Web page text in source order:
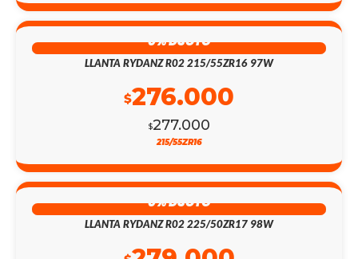
0% DSCTO
LLANTA RYDANZ R02 215/55ZR16 97W
$277.000
$276.000
215/55ZR16
0% DSCTO
LLANTA RYDANZ R02 225/50ZR17 98W